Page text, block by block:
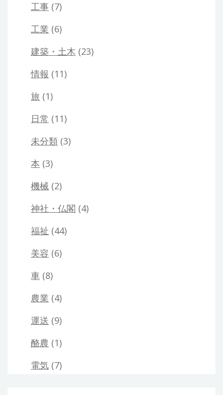
工事 (7)
工業 (6)
建築・土木 (23)
情報 (11)
旅 (1)
日常 (11)
未分類 (3)
本 (3)
機械 (2)
神社・仏閣 (4)
福祉 (44)
美容 (6)
車 (8)
農業 (4)
運送 (9)
酪農 (1)
電気 (7)